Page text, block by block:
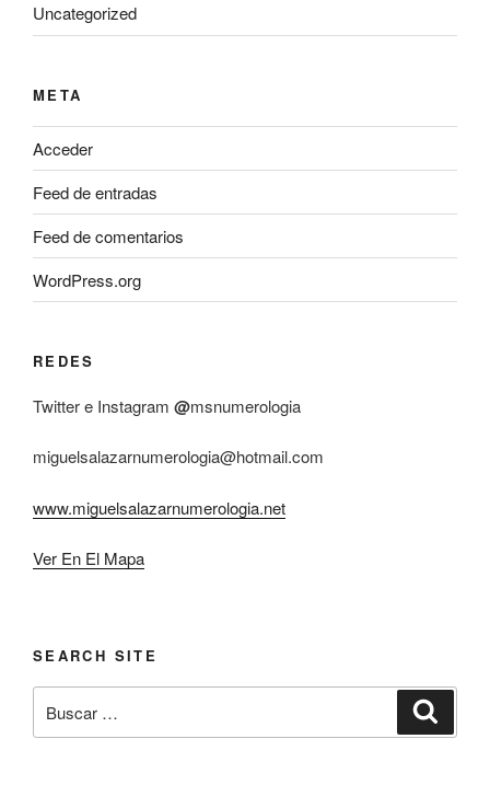
Uncategorized
META
Acceder
Feed de entradas
Feed de comentarios
WordPress.org
REDES
Twitter e Instagram @msnumerologia
miguelsalazarnumerologia@hotmail.com
www.miguelsalazarnumerologia.net
Ver En El Mapa
SEARCH SITE
por: